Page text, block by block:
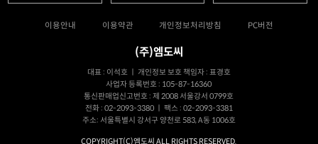
이용안내 이용약관 개인정보처리방침 PC버전
(주)엠도씨
대표 : 이석호 ㅣ 개인정보 보호 책임자 : 표경호
사업자 등록번호 : 105-87-16360
통신판매업신고번호 : 제 2008 서울강서 0799호
전화 : 02-2093-3380 ㅣ 팩스 : 02-2093-3381
주소: 서울특별시 강서구 양천로 583, A동 1006호
COPYRIGHT(C)엠도씨 ALL RIGHTS RESERVED.